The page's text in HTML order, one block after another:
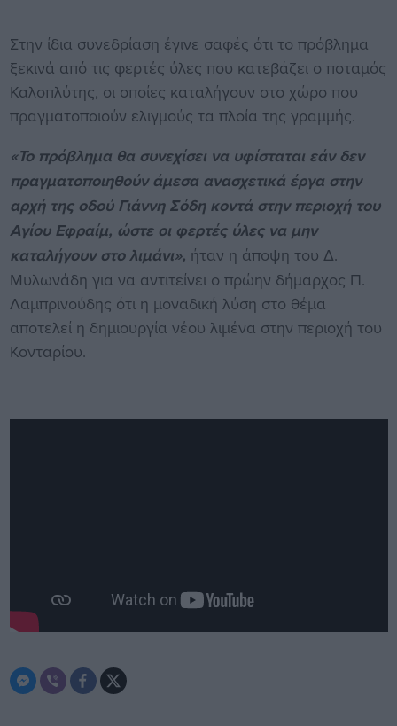
Στην ίδια συνεδρίαση έγινε σαφές ότι το πρόβλημα
ξεκινά από τις φερτές ύλες που κατεβάζει ο ποταμός
Καλοπλύτης, οι οποίες καταλήγουν στο χώρο που
πραγματοποιούν ελιγμούς τα πλοία της γραμμής.
«Το πρόβλημα θα συνεχίσει να υφίσταται εάν δεν
πραγματοποιηθούν άμεσα ανασχετικά έργα στην
αρχή της οδού Γιάννη Σόδη κοντά στην περιοχή του
Αγίου Εφραίμ, ώστε οι φερτές ύλες να μην
καταλήγουν στο λιμάνι», ήταν η άποψη του Δ.
Μυλωνάδη για να αντιτείνει ο πρώην δήμαρχος Π.
Λαμπρινούδης ότι η μοναδική λύση στο θέμα
αποτελεί η δημιουργία νέου λιμένα στην περιοχή του
Κονταρίου.